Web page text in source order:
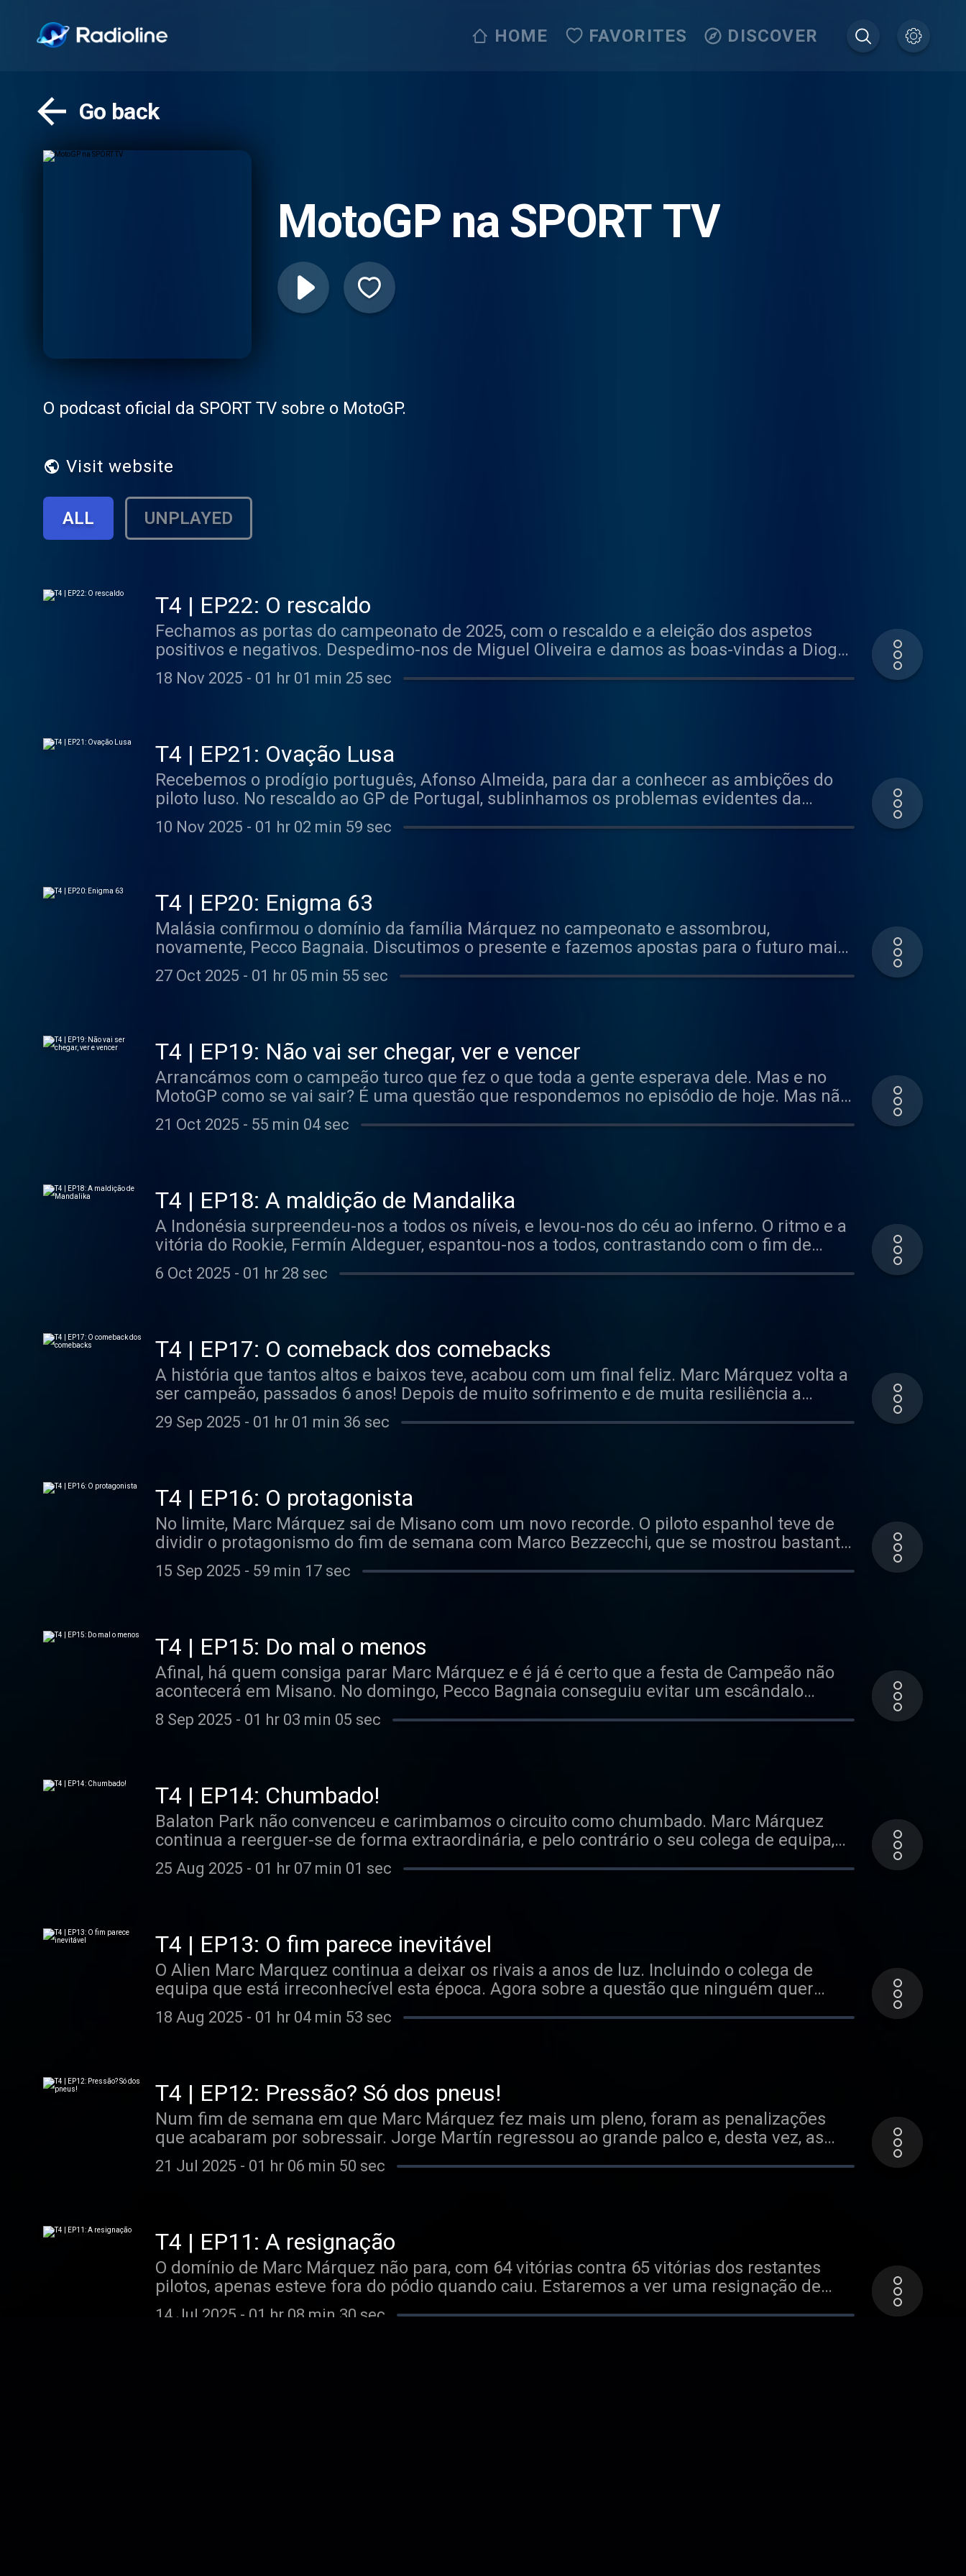
HOME FAVORITES DISCOVER
Go back
MotoGP na SPORT TV
O podcast oficial da SPORT TV sobre o MotoGP.
Visit website
ALL UNPLAYED
T4 | EP22: O rescaldo
Fechamos as portas do campeonato de 2025, com o rescaldo e a eleição dos aspetos
positivos e negativos. Despedimo-nos de Miguel Oliveira e damos as boas-vindas a Diogo
Moreira e a Toprak Razgatlıoğlu. Foi um gosto, vemo-nos em 2026.
18 Nov 2025 - 01 hr 01 min 25 sec
T4 | EP21: Ovação Lusa
Recebemos o prodígio português, Afonso Almeida, para dar a conhecer as ambições do
piloto luso. No rescaldo ao GP de Portugal, sublinhamos os problemas evidentes da
Yamaha que, mais vez, deixaram a desejar. Marco Bezzecchi brilhou e, coincidentemente
ou não, Pecco Bagnaia voltou a cair. Parece que a competitividade da Aprilia é real e
o último GP do ano.
10 Nov 2025 - 01 hr 02 min 59 sec
T4 | EP20: Enigma 63
Malásia confirmou o domínio da família Márquez no campeonato e assombrou,
novamente, Pecco Bagnaia. Discutimos o presente e fazemos apostas para o futuro mais
próximo, Portimão. Por fim, não podíamos deixar a nossa opinião sobre o acidente
devastador, entre Jose Antonio Rueda e Noah Dettwiler.
27 Oct 2025 - 01 hr 05 min 55 sec
T4 | EP19: Não vai ser chegar, ver e vencer
Arrancámos com o campeão turco que fez o que toda a gente esperava dele. Mas e no
MotoGP como se vai sair? É uma questão que respondemos no episódio de hoje. Mas não
arranjámos respostas para tudo... A questão: O que se passa com Bagnaia continua a
pairar sobre o paddock.
21 Oct 2025 - 55 min 04 sec
T4 | EP18: A maldição de Mandalika
A Indonésia surpreendeu-nos a todos os níveis, e levou-nos do céu ao inferno. O ritmo e a
vitória do Rookie, Fermín Aldeguer, espantou-nos a todos, contrastando com o fim de
semana de Pecco Bagnaia, que já nos parece mais do mesmo. Quem não ficará, também,
com saudades de Mandalika será Marc Márquez. O atual campeão mundial ficará, pelo
acabando mesmo por pontuar tanto no sábado como no domingo.
6 Oct 2025 - 01 hr 28 sec
T4 | EP17: O comeback dos comebacks
A história que tantos altos e baixos teve, acabou com um final feliz. Marc Márquez volta a
ser campeão, passados 6 anos! Depois de muito sofrimento e de muita resiliência a
formiga guerreira reergue-se vitoriosa!
29 Sep 2025 - 01 hr 01 min 36 sec
T4 | EP16: O protagonista
No limite, Marc Márquez sai de Misano com um novo recorde. O piloto espanhol teve de
dividir o protagonismo do fim de semana com Marco Bezzecchi, que se mostrou bastante
competitivo com a Aprilia e já morde os calcanhares ao Pecco Bagnaia, na luta pelo
terceiro lugar do campeonato. O Bicampeão italiano continua num beco sem saída, para
evolução é notória.
15 Sep 2025 - 59 min 17 sec
T4 | EP15: Do mal o menos
Afinal, há quem consiga parar Marc Márquez e é já é certo que a festa de Campeão não
acontecerá em Misano. No domingo, Pecco Bagnaia conseguiu evitar um escândalo
maior, mas a desorientação é evidente. Depois da confirmação oficial da saída de Miguel
Oliveira da Prima Pramac, o piloto português conseguiu fazer uma boa performance e
8 Sep 2025 - 01 hr 03 min 05 sec
T4 | EP14: Chumbado!
Balaton Park não convenceu e carimbamos o circuito como chumbado. Marc Márquez
continua a reerguer-se de forma extraordinária, e pelo contrário o seu colega de equipa,
Pecco Bagnaia, parece nem conseguir lutar pelo segundo lugar do campeonato.
Analisamos a evolução das outras equipas e pilotos, e o seu futuro. Por fim, não fugimos
25 Aug 2025 - 01 hr 07 min 01 sec
T4 | EP13: O fim parece inevitável
O Alien Marc Marquez continua a deixar os rivais a anos de luz. Incluindo o colega de
equipa que está irreconhecível esta época. Agora sobre a questão que ninguém quer
perguntar... O Miguel Oliveira está de saída do MotoGP?
18 Aug 2025 - 01 hr 04 min 53 sec
T4 | EP12: Pressão? Só dos pneus!
Num fim de semana em que Marc Márquez fez mais um pleno, foram as penalizações
que acabaram por sobressair. Jorge Martín regressou ao grande palco e, desta vez, as
coisas correram bem, dentro e fora de pista. Por outro lado, Miguel Oliveira teve mais GP
para esquecer, com a qualificação a continuar a ser o grande calcanhar de aquiles .
21 Jul 2025 - 01 hr 06 min 50 sec
T4 | EP11: A resignação
O domínio de Marc Márquez não para, com 64 vitórias contra 65 vitórias dos restantes
pilotos, apenas esteve fora do pódio quando caiu. Estaremos a ver uma resignação de
Pecco perante Márquez? Acosta fica com a KTM? Miguel Oliveira fica no MotoGP? Enfim,
os rumores ainda agora começaram…
14 Jul 2025 - 01 hr 08 min 30 sec